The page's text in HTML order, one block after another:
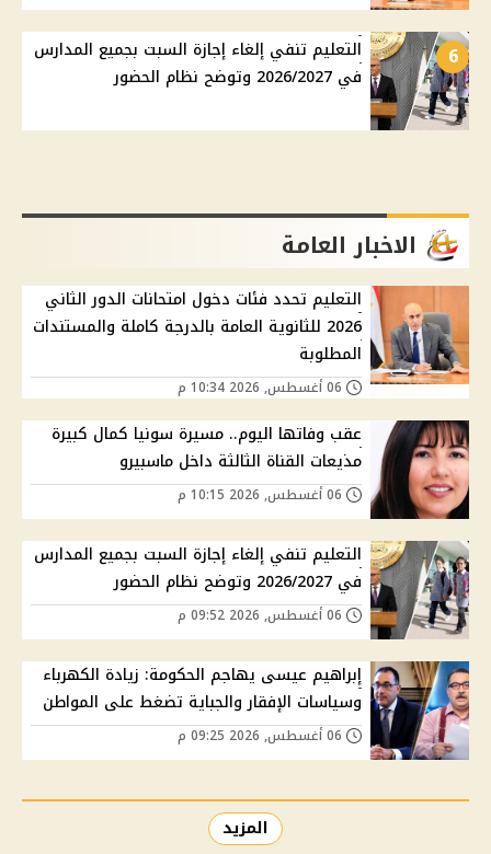
6
التعليم تنفي إلغاء إجازة السبت بجميع المدارس
في 2026/2027 وتوضح نظام الحضور
الاخبار العامة
التعليم تحدد فئات دخول امتحانات الدور الثاني
2026 للثانوية العامة بالدرجة كاملة والمستندات
المطلوبة
عقب وفاتها اليوم.. مسيرة سونيا كمال كبيرة
مذيعات القناة الثالثة داخل ماسبيرو
التعليم تنفي إلغاء إجازة السبت بجميع المدارس
في 2026/2027 وتوضح نظام الحضور
إبراهيم عيسى يهاجم الحكومة: زيادة الكهرباء
وسياسات الإفقار والجباية تضغط على المواطن
المزيد